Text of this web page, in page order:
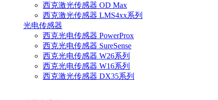
西克激光传感器 OD Max
西克激光传感器 LMS4xx系列
光电传感器
西克光电传感器 PowerProx
西克光电传感器 SureSense
西克光电传感器 W26系列
西克光电传感器 W16系列
西克激光传感器 DX35系列